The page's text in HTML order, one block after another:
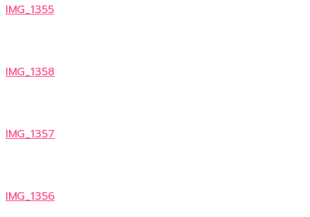
IMG_1355
IMG_1358
IMG_1357
IMG_1356